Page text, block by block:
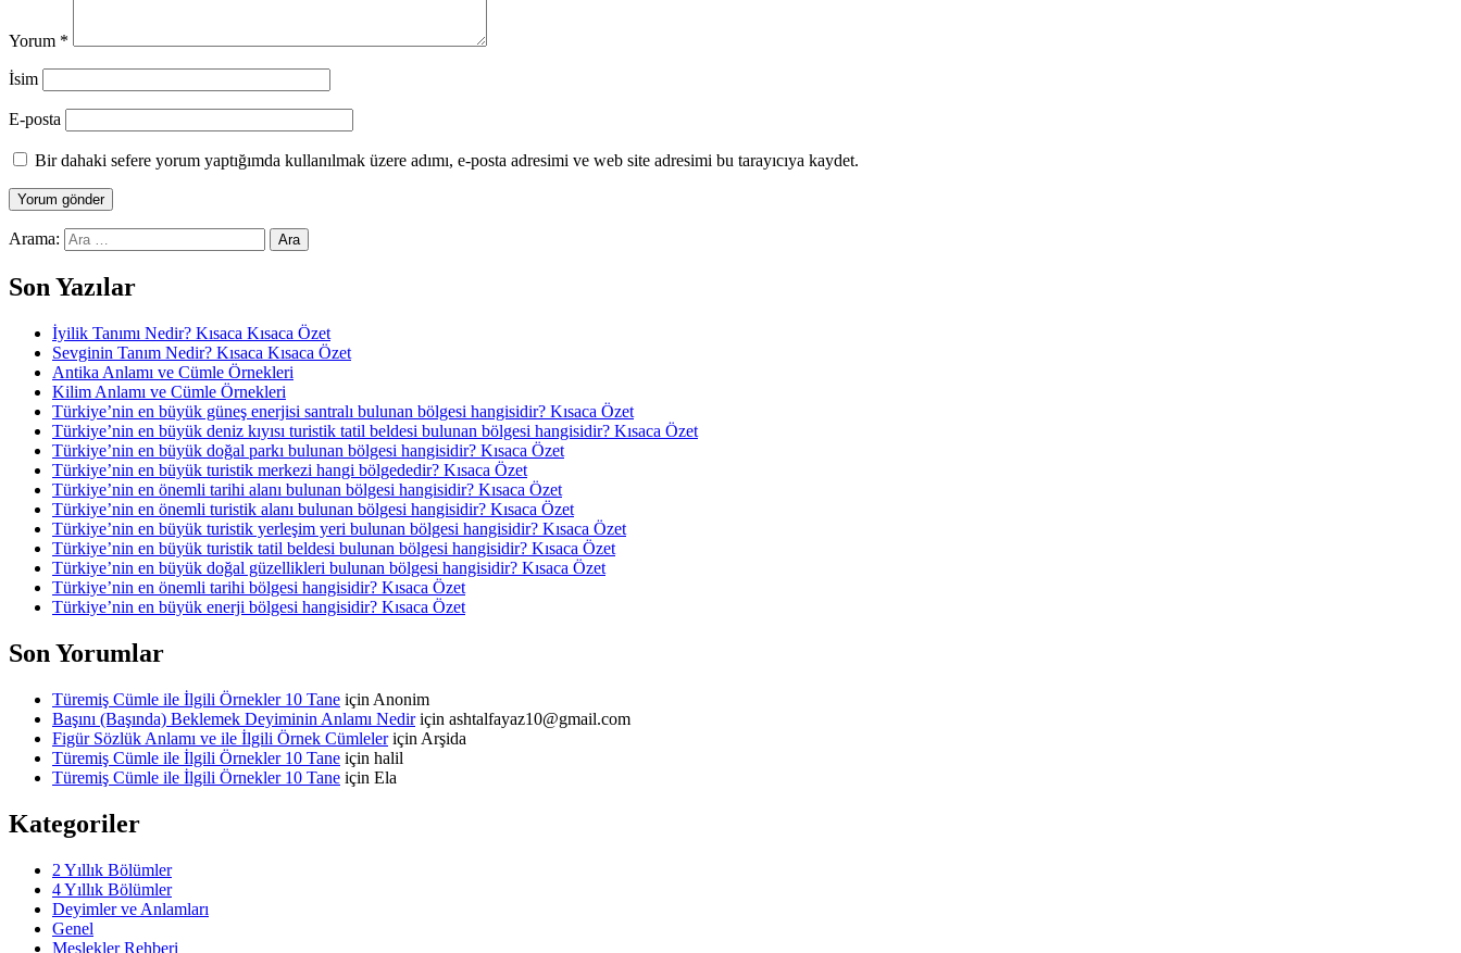
Yorum *
İsim
E-posta
Bir dahaki sefere yorum yaptığımda kullanılmak üzere adımı, e-posta adresimi ve web site adresimi bu tarayıcıya kaydet.
Arama:
Son Yazılar
İyilik Tanımı Nedir? Kısaca Kısaca Özet
Sevginin Tanım Nedir? Kısaca Kısaca Özet
Antika Anlamı ve Cümle Örnekleri
Kilim Anlamı ve Cümle Örnekleri
Türkiye’nin en büyük güneş enerjisi santralı bulunan bölgesi hangisidir? Kısaca Özet
Türkiye’nin en büyük deniz kıyısı turistik tatil beldesi bulunan bölgesi hangisidir? Kısaca Özet
Türkiye’nin en büyük doğal parkı bulunan bölgesi hangisidir? Kısaca Özet
Türkiye’nin en büyük turistik merkezi hangi bölgededir? Kısaca Özet
Türkiye’nin en önemli tarihi alanı bulunan bölgesi hangisidir? Kısaca Özet
Türkiye’nin en önemli turistik alanı bulunan bölgesi hangisidir? Kısaca Özet
Türkiye’nin en büyük turistik yerleşim yeri bulunan bölgesi hangisidir? Kısaca Özet
Türkiye’nin en büyük turistik tatil beldesi bulunan bölgesi hangisidir? Kısaca Özet
Türkiye’nin en büyük doğal güzellikleri bulunan bölgesi hangisidir? Kısaca Özet
Türkiye’nin en önemli tarihi bölgesi hangisidir? Kısaca Özet
Türkiye’nin en büyük enerji bölgesi hangisidir? Kısaca Özet
Son Yorumlar
Türemiş Cümle ile İlgili Örnekler 10 Tane için Anonim
Başını (Başında) Beklemek Deyiminin Anlamı Nediriçin ashtalfayaz10@gmail.com
Figür Sözlük Anlamı ve ile İlgili Örnek Cümleleriçin Arşida
Türemiş Cümle ile İlgili Örnekler 10 Tane için halil
Türemiş Cümle ile İlgili Örnekler 10 Tane için Ela
Kategoriler
2 Yıllık Bölümler
4 Yıllık Bölümler
Deyimler ve Anlamları
Genel
Meslekler Rehberi